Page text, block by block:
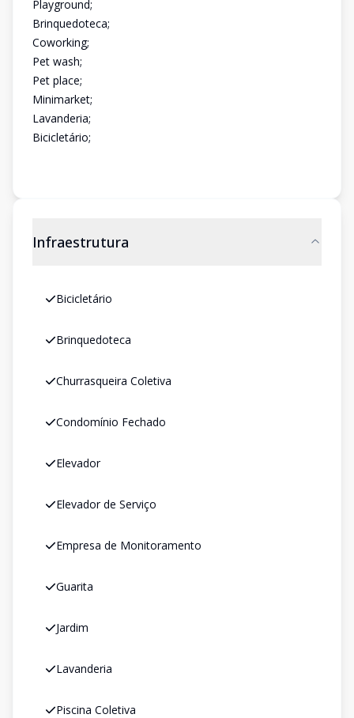
Playground;
Brinquedoteca;
Coworking;
Pet wash;
Pet place;
Minimarket;
Lavanderia;
Bicicletário;
Infraestrutura
Bicicletário
Brinquedoteca
Churrasqueira Coletiva
Condomínio Fechado
Elevador
Elevador de Serviço
Empresa de Monitoramento
Guarita
Jardim
Lavanderia
Piscina Coletiva